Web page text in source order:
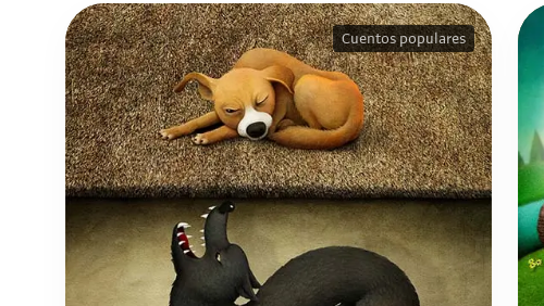
Cuentos populares